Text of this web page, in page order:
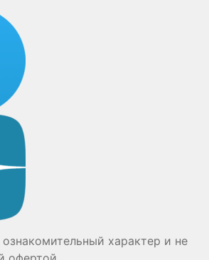
характер и не